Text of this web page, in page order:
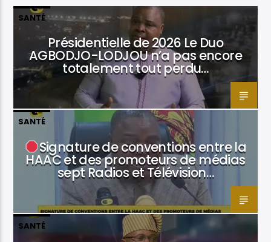
SANTÉ
Présidentielle de 2026 Le Duo
AGBODJO-LODJOU n’a pas encore
totalement tout perdu…
SANTÉ
Signature de conventions entre la
HAAC et des promoteurs de médias
sept Radios et Télévision…
SANTÉ